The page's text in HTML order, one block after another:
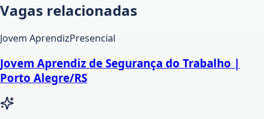
Vagas relacionadas
Jovem AprendizPresencial
Jovem Aprendiz de Segurança do Trabalho |
Porto Alegre/RS